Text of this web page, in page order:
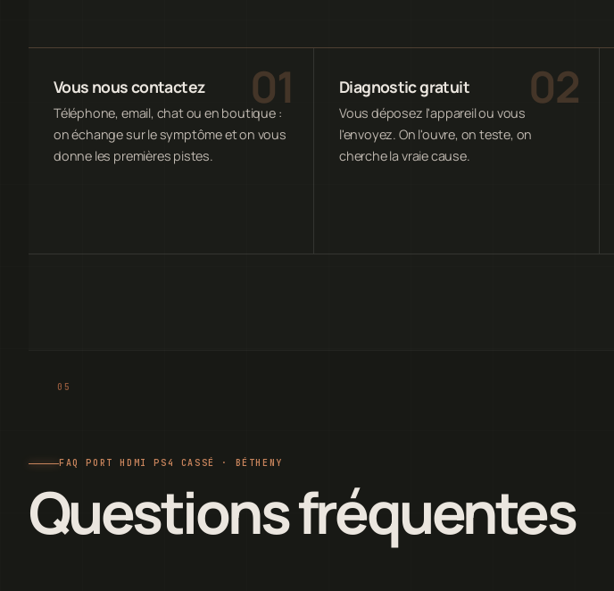
Vous nous contactez
Téléphone, email, chat ou en boutique :
on échange sur le symptôme et on vous
donne les premières pistes.
Diagnostic gratuit
Vous déposez l'appareil ou vous
l'envoyez. On l'ouvre, on teste, on
cherche la vraie cause.
FAQ PORT HDMI PS4 CASSÉ · BÉTHENY
Questions fréquentes